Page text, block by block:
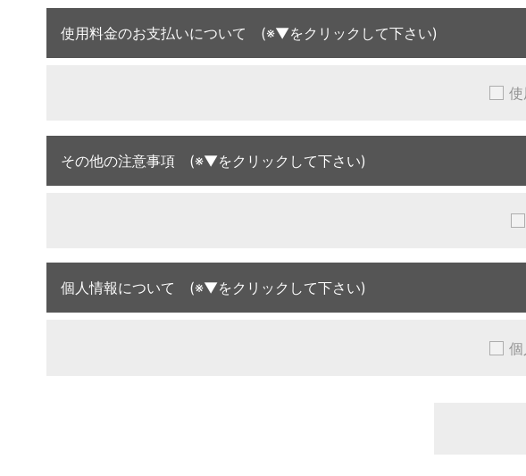
使用料金のお支払いについて (※▼をクリックして下さい)
使
その他の注意事項 (※▼をクリックして下さい)
個人情報について (※▼をクリックして下さい)
個